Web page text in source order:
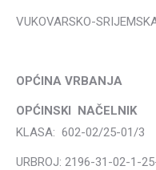
VUKOVARSKO-
OPĆINA VRBANJA
OPĆINSKI NAČELNIK
KLASA: 602-02/25-01/3
URBROJ: 2196-31-02-1-